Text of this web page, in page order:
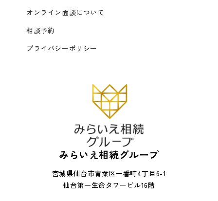
みらいえ相続グループ
宮城県仙台市青葉区一番町4丁目6-1
仙台第一生命タワービル16階
オンライン面談について
相談予約
プライバシーポリシー